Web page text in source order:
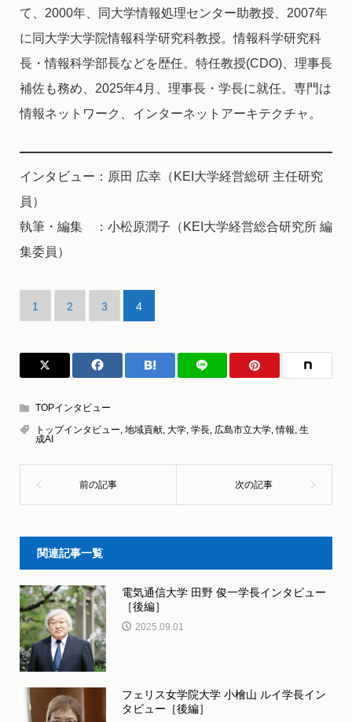
て、2000年、同大学情報処理センター助教授、2007年
に同大学大学院情報科学研究科教授。情報科学研究科
長・情報科学部長などを歴任。特任教授(CDO)、理事長
補佐も務め、2025年4月、理事長・学長に就任。専門は
情報ネットワーク、インターネットアーキテクチャ。
インタビュー：原田 広幸（KEI大学経営総研 主任研究
員）
執筆・編集 ：小松原潤子（KEI大学経営総合研究所 編
集委員）
1 2 3 4
TOPインタビュー
トップインタビュー, 地域貢献, 大学, 学長, 広島市立大学,情報, 生
成AI
関連記事一覧
電気通信大学 田野 俊一学長インタビュー
［後編］
2025.09.01
フェリス女学院大学 小檜山 ルイ学長イン
タビュー［後編］